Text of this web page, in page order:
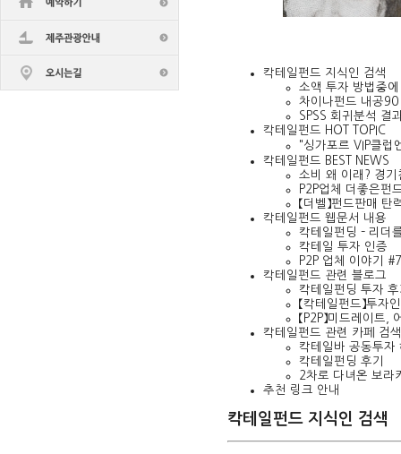
칵테일펀드 지식인 검색
소액 투자 방법중
차이나펀드 내공90
SPSS 회귀분석 결
칵테일펀드 HOT TOPIC
"싱가포르 VIP클
칵테일펀드 BEST NEWS
소비 왜 이래? 경기
P2P업체 더좋은펀
【더벨】펀드판매
칵테일펀드 웹문서 내용
칵테일펀딩 – 리더
칵테일 투자 인증
P2P 업체 이야기
칵테일펀드 관련 블로그
칵테일펀딩 투자 후
【칵테일펀드】투자
【P2P】미드레이
칵테일펀드 관련 카페 검색
칵테일바 공동투자
칵테일펀딩 후기
2차로 다녀온 보라
추천 링크 안내
칵테일펀드 지식인 검색